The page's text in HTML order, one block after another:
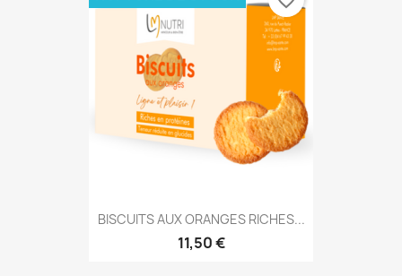
BISCUITS AUX ORANGES RICHES...
11,50 €